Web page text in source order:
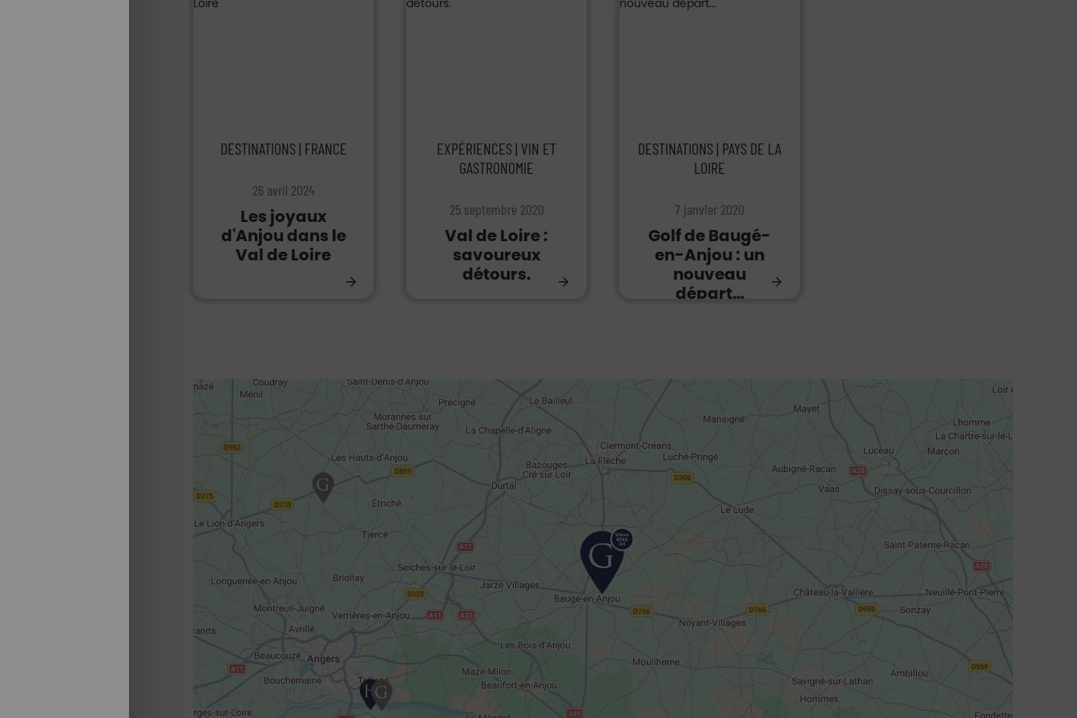
DESTINATIONS | FRANCE
26 avril 2024
Les joyaux
d'Anjou dans le
Val de Loire
EXPÉRIENCES | VIN ET
GASTRONOMIE
25 septembre 2020
Val de Loire :
savoureux
détours.
DESTINATIONS | PAYS DE LA
LOIRE
7 janvier 2020
Golf de Baugé-
en-Anjou : un
nouveau
départ…